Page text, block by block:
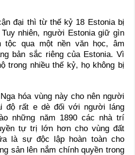
đại thì từ thế kỷ 18 Estonia bị
nhiên, người Estonia giữ gìn
tộc qua một nền văn học, âm
bản sắc riêng của Estonia. Vì
trong nhiều thế kỷ, họ không bị
hóa vùng này cho nên người
độ rất e dè đối với người láng
những năm 1890 các nhà trí
tự trị lớn hơn cho vùng đất
là sự độc lập hoàn toàn cho
sản lên nắm chính quyền trong